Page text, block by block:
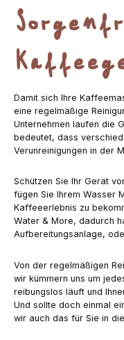
Damit sich Ihre
eine regelmäßige
Unternehmen laufen die
bedeutet, dass
Verunreinigungen in der
Schützen Sie Ihr Gerät
fügen Sie Ihrem Wasser
Kaffeeerlebnis zu
Water & More, dadurch
Aufbereitungsanlage,
Von der regelmäßigen
wir kümmern uns um
reibungslos läuft und
Und sollte doch einmal
wir auch das für Sie in